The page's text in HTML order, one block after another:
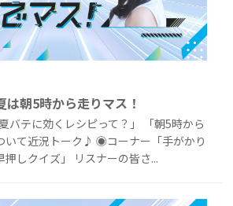
朝5時から走りマス！
バテに効くレシピって？」 「朝5時から
いて近況トーク♪ ◉コーナー「手がかり
押しクイズ」 リスナーの皆さ...